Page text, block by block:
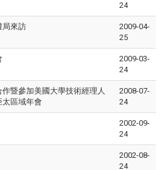
24
局來訪
2009-04-
25
2009-03-
24
暨參加美國大學技術經理人
區域年會
2008-07-
24
2002-09-
24
2002-08-
24